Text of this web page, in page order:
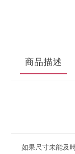
商品描述
如果尺寸未能及